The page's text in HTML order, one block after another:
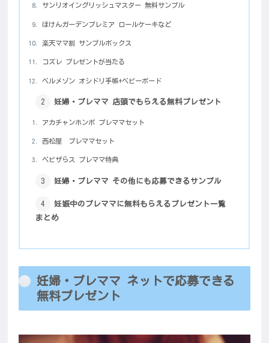
サンリオイングリッシュマスター 無料サンプル
ほけんガーデンプレミア ロールケーキなど
楽天ママ割 サンプルボックス
コズレ プレゼントが当たる
ベルメゾン オシドリ手帳+ベビーボード
妊婦・プレママ 店頭でもらえる無料プレゼント
アカチャンホンポ プレママセット
西松屋 プレママセット
ベビザらス プレママ特典
妊婦・プレママ その他にも応募できるサンプル
妊娠中のプレママに無料もらえるプレゼント一覧
まとめ
妊婦・プレママ ネットで応募できる
無料プレゼント